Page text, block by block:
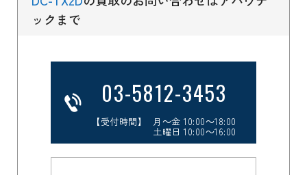
ックまで
03-5812-3453
【受付時間】 月～金 10:00～18:00
土曜日 10:00～16:00